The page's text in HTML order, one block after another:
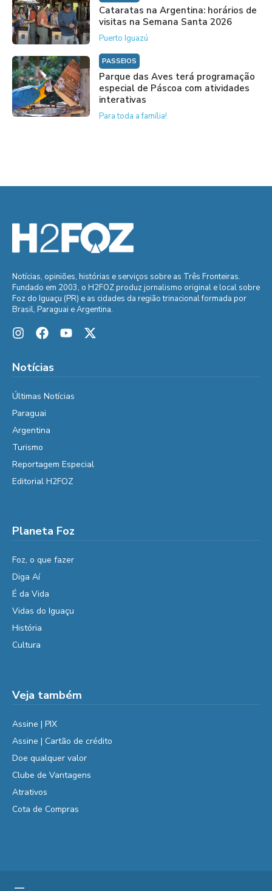
Cataratas na Argentina: horários de
visitas na Semana Santa 2026
Puerto Iguazú
PASSEIOS
Parque das Aves terá programação
especial de Páscoa com atividades
interativas
Para toda a família!
Notícias, opiniões, histórias e serviços sobre as Três Fronteiras.
Fundado em 2003, o H2FOZ produz jornalismo original e local sobre
Foz do Iguaçu (PR) e as cidades da região trinacional formada por
Brasil, Paraguai e Argentina.
Notícias
Últimas Notícias
Paraguai
Argentina
Turismo
Reportagem Especial
Editorial H2FOZ
Planeta Foz
Foz, o que fazer
Diga Aí
É da Vida
Vidas do Iguaçu
História
Cultura
Veja também
Assine | PIX
Assine | Cartão de crédito
Doe qualquer valor
Clube de Vantagens
Atrativos
Cota de Compras